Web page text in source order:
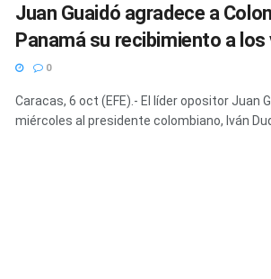
Juan Guaidó agradece a
Panamá su recibimiento a
0
Caracas, 6 oct (EFE).- El líder opositor Juan
miércoles al presidente colombiano, Iván